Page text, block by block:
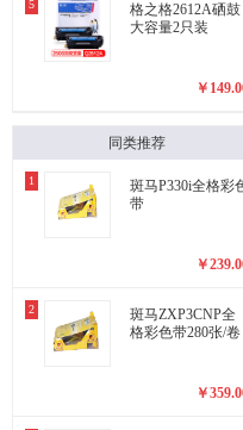
5
格之格2612A硒鼓
大容量2只装
￥
同类推荐
1
斑马P330i全格彩
带
￥
2
斑马ZXP3CNP全
格彩色带280张/卷
￥